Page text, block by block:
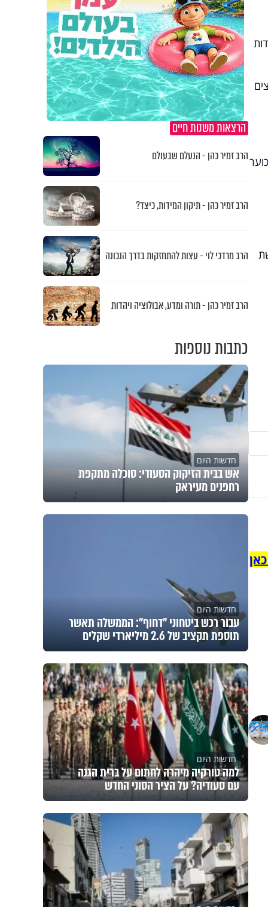
ארסי ומכוער
הרצאות משנות חיים
הרב זמיר כהן - הנעלם שבעולם
הרב זמיר כהן - תיקון המידות, כיצד?
הרב מרדכי לוי - עצות להתחזקות בדרך הנכונה
הרב זמיר כהן - תורה ומדע, אבולוציה ויהדות
כתבות נוספות
חדשות היום
אש בבית הזיקוק הסעודי: סוכלה מתקפת
רחפנים מעיראק
חדשות היום
עבור רכש ביטחוני "דחוף": הממשלה תאשר
תוספת תקציב של 2.6 מיליארדי שקלים
חדשות היום
למה טורקיה מיהרה לחתום על ברית הגנה
עם סעודיה? על הציר הסוני החדש